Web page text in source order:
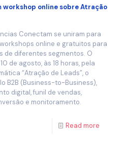
workshop online sobre Atração
Conectam se uniram para
online e gratuitos para
de diferentes segmentos. O
de agosto, às 18 horas, pela
“Atração de Leads”, o
B2B (Business-to-Business),
digital, funil de vendas,
e monitoramento.
Read more